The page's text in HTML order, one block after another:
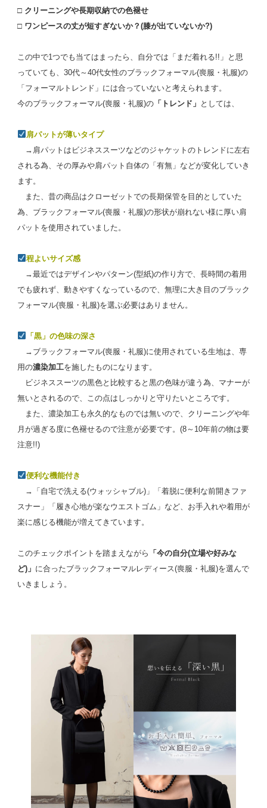
□ クリーニングや長期収納での色褪せ
□ ワンピースの丈が短すぎないか？(膝が出ていないか?)
この中で1つでも当てはまったら、自分では「まだ着れる!!」と思
っていても、30代～40代女性のブラックフォーマル(喪服・礼服)の
「フォーマルトレンド」には合っていないと考えられます。
今のブラックフォーマル(喪服・礼服)の「トレンド」 としては、
肩パットが薄いタイプ
→肩パットはビジネススーツなどのジャケットのトレンドに左右
される為、その厚みや肩パット自体の「有無」などが変化していき
ます。
また、昔の商品はクローゼットでの長期保管を目的としていた
為、ブラックフォーマル(喪服・礼服)の形状が崩れない様に厚い肩
パットを使用されていました。
程よいサイズ感
→最近ではデザインやパターン(型紙)の作り方で、長時間の着用
でも疲れず、動きやすくなっているので、無理に大き目のブラック
フォーマル(喪服・礼服)を選ぶ必要はありません。
「黒」の色味の深さ
→ブラックフォーマル(喪服・礼服)に使用されている生地は、専
用の濃染加工を施したものになります。
ビジネススーツの黒色と比較すると黒の色味が違う為、マナーが
無いとされるので、この点はしっかりと守りたいところです。
また、濃染加工も永久的なものでは無いので、クリーニングや年
月が過ぎる度に色褪せるので注意が必要です。(8～10年前の物は要
注意!!)
便利な機能付き
→「自宅で洗える(ウォッシャブル)」「着脱に便利な前開きファ
スナー」「履き心地が楽なウエストゴム」など、お手入れや着用が
楽に感じる機能が増えてきています。
このチェックポイントを踏まえながら 「今の自分(立場や好みな
ど)」 に合ったブラックフォーマルレディース(喪服・礼服)を選んで
いきましょう。